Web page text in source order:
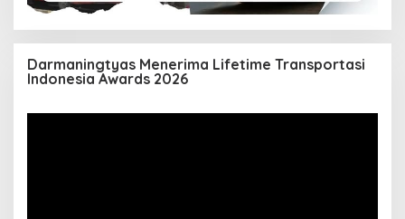
Darmaningtyas Menerima Lifetime Transportasi
Indonesia Awards 2026